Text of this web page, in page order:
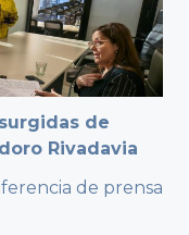
de
Rivadavia
de prensa